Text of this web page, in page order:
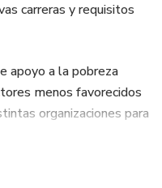
carreras y requisitos
apoyo a la pobreza
menos favorecidos
organizaciones para
que busca